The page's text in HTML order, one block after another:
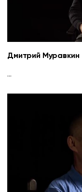
Дмитрий Муравкин
...